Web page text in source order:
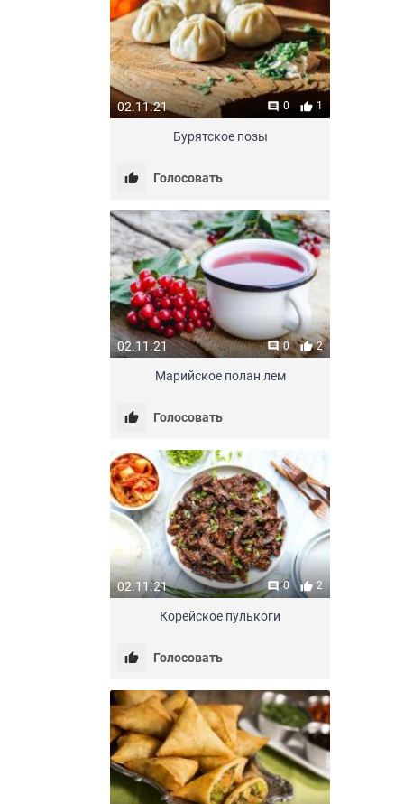
02.11.21 0 1
Бурятское позы
Голосовать
02.11.21 0 2
Марийское полан лем
Голосовать
02.11.21 0 2
Корейское пулькоги
Голосовать